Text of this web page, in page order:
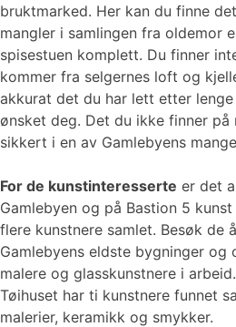
bruktmarked. Her kan du finne
mangler i samlingen fra oldemor
spisestuen komplett. Du finner
kommer fra selgernes loft og
akkurat det du har lett etter
ønsket deg. Det du ikke finner på
sikkert i en av Gamlebyens
For de kunstinteresserte er det
Gamlebyen og på Bastion 5
flere kunstnere samlet. Besøk de
Gamlebyens eldste bygninger og
malere og glasskunstnere i
Tøihuset har ti kunstnere funnet
malerier, keramikk og smykker.